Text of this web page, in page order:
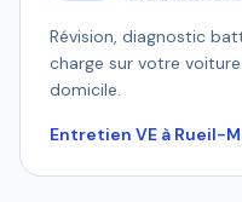
Révision, diagnostic
charge sur votre
domicile.
Entretien VE à Rueil-